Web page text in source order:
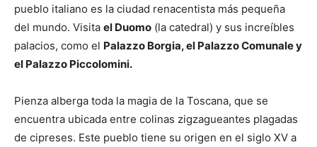
pueblo italiano es la ciudad renacentista más pequeña
del mundo. Visita el Duomo (la catedral) y sus increíbles
palacios, como el Palazzo Borgia, el Palazzo Comunale y
el Palazzo Piccolomini.
Pienza alberga toda la magia de la Toscana, que se
encuentra ubicada entre colinas zigzagueantes plagadas
de cipreses. Este pueblo tiene su origen en el siglo XV a